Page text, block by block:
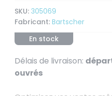
SKU: 305069
Fabricant: Bartscher
En stock
Délais de livraison:
ouvrés